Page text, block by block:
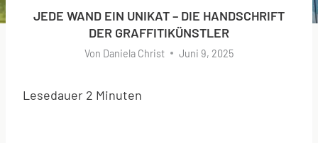
JEDE WAND EIN UNIKAT – DIE HANDSCHRIFT
DER GRAFFITIKÜNSTLER
Von Daniela Christ Juni 9, 2025
Lesedauer 2 Minuten